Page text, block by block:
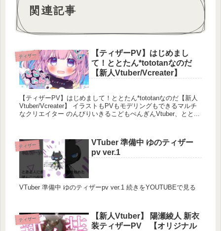
関連記事
ティザー
【ティザーPV】はじめまし
て！ととたん*tototanなのだ
【新人Vtuber/Vcreater】
【ティザーPV】はじめまして！ととたん*tototanなのだ【新人
Vtuber/Vcreater】 イラストもPVもモデリングもできるマルチ
なクリエイター のんびりいきるこどもぺんぎんVtuber、とと...
ティザー
VTuber 準備中 ゆのティザー
pv ver.1
VTuber 準備中 ゆのティザーpv ver.1 続きをYOUTUBEで見る
ティザー
【新人Vtuber】 陽瀬綾人 新衣
装ティザーPV 【オリジナル